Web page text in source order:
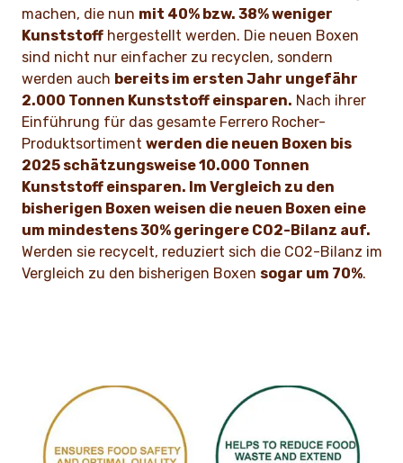
machen, die nun mit 40% bzw. 38% weniger
Kunststoff hergestellt werden. Die neuen Boxen
sind nicht nur einfacher zu recyclen, sondern
werden auch bereits im ersten Jahr ungefähr
2.000 Tonnen Kunststoff einsparen. Nach ihrer
Einführung für das gesamte Ferrero Rocher-
Produktsortiment werden die neuen Boxen bis
2025 schätzungsweise 10.000 Tonnen
Kunststoff einsparen. Im Vergleich zu den
bisherigen Boxen weisen die neuen Boxen eine
um mindestens 30% geringere CO2-Bilanz auf.
Werden sie recycelt, reduziert sich die CO2-Bilanz im
Vergleich zu den bisherigen Boxen sogar um 70%.